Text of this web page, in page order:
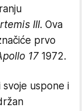
III. Ova
prvo
17 1972.
svoje uspone i